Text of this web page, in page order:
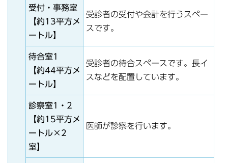
受付・事務室
【約13平方メ
ートル】
受診者の受付や会計を行うスペー
スです。
待合室1
【約44平方メ
ートル】
受診者の待合スペースです。長イ
スなどを配置しています。
診察室1・2
【約15平方メ
ートル×2
室】
医師が診察を行います。